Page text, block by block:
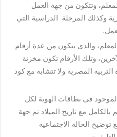
وتتكون من جهة العمل
وكذلك المرحلة الدراسية التي
والذي يتكون من عدة أرقام
وتلك الأرقام تكون مخزنة
المصرية ولا تتشابه مع كود
في بطاقات الهوية لكل
بالكامل مع تاريخ الميلاد ثم جهة
توضيح الحالة الاجتماعية